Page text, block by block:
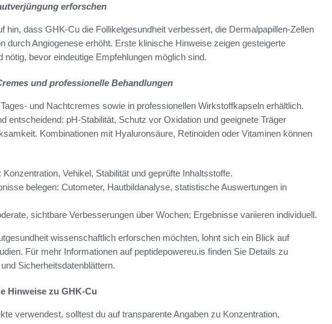
erforschen
hin, dass GHK-Cu die Follikelgesundheit verbessert, die Dermalpapillen-Zellen
durch Angiogenese erhöht. Erste klinische Hinweise zeigen gesteigerte
nötig, bevor eindeutige Empfehlungen möglich sind.
und professionelle Behandlungen
und Nachtcremes sowie in professionellen Wirkstoffkapseln erhältlich.
entscheidend: pH-Stabilität, Schutz vor Oxidation und geeignete Träger
Kombinationen mit Hyaluronsäure, Retinoiden oder Vitaminen können
Vehikel, Stabilität und geprüfte Inhaltsstoffe.
belegen: Cutometer, Hautbildanalyse, statistische Auswertungen in
sichtbare Verbesserungen über Wochen; Ergebnisse variieren individuell.
wissenschaftlich erforschen möchten, lohnt sich ein Blick auf
Für mehr Informationen auf peptidepowereu.is finden Sie Details zu
Sicherheitsdatenblättern.
Hinweise zu GHK-Cu
verwendest, solltest du auf transparente Angaben zu Konzentration,